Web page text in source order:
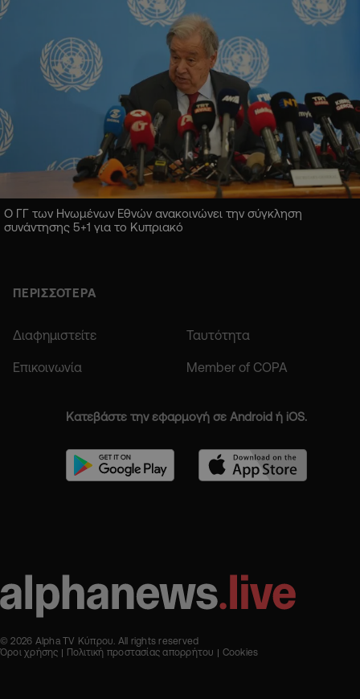
Ο ΓΓ των Ηνωμένων Εθνών ανακοινώνει την σύγκληση
συνάντησης 5+1 για το Κυπριακό
ΠΕΡΙΣΣΟΤΕΡΑ
Διαφημιστείτε Ταυτότητα
Επικοινωνία Member of COPA
Κατεβάστε την εφαρμογή σε Android ή iOS.
© 2026 Alpha TV Κύπρου. All rights reserved
Όροι χρήσης
Πολιτική προστασίας απορρήτου Cookies